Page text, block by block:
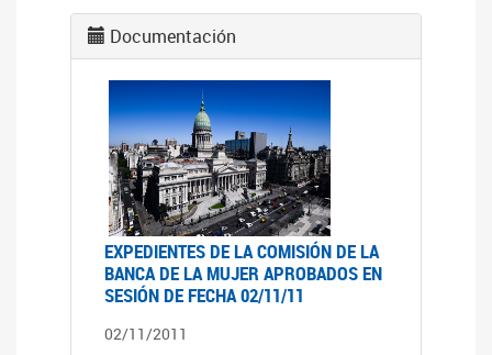
Documentación
EXPEDIENTES DE LA COMISIÓN DE LA
BANCA DE LA MUJER APROBADOS EN
SESIÓN DE FECHA 02/11/11
02/11/2011